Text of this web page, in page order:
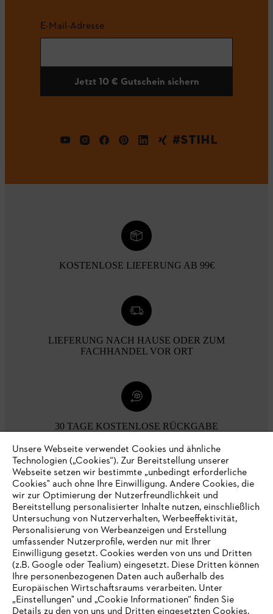
E-Mail-Adresse
Jetzt 10 € Gutschein sichern
#STIHL
KOSTENLOSE LIEFERUNG AB 99€
LIEFERUNG NACH HAUSE ODER ZUM
FACHHANDEL VOR ORT
30 TAGE KOSTENLOSE RÜCKGABE
Zahlungsmöglichkeiten
Unternehmen
Unsere Webseite verwendet Cookies und ähnliche
Technologien („Cookies“). Zur Bereitstellung unserer
Webseite setzen wir bestimmte „unbedingt erforderliche
Cookies" auch ohne Ihre Einwilligung. Andere Cookies, die
wir zur Optimierung der Nutzerfreundlichkeit und
Bereitstellung personalisierter Inhalte nutzen, einschließlich
Untersuchung von Nutzerverhalten, Werbeeffektivität,
Personalisierung von Werbeanzeigen und Erstellung
umfassender Nutzerprofile, werden nur mit Ihrer
Einwilligung gesetzt. Cookies werden von uns und Dritten
(z.B. Google oder Tealium) eingesetzt. Diese Dritten können
Ihre personenbezogenen Daten auch außerhalb des
Europäischen Wirtschaftsraums verarbeiten. Unter
„Einstellungen" und „Cookie Informationen“ finden Sie